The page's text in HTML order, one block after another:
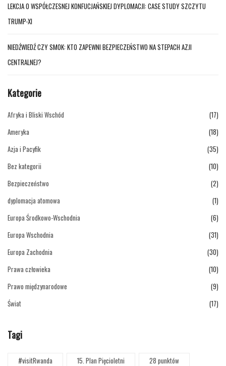
LEKCJA O WSPÓŁCZESNEJ KONFUCJAŃSKIEJ DYPLOMACJI: CASE STUDY SZCZYTU
TRUMP-XI
NIEDŹWIEDŹ CZY SMOK: KTO ZAPEWNI BEZPIECZEŃSTWO NA STEPACH AZJI
CENTRALNEJ?
Kategorie
Afryka i Bliski Wschód
(17)
Ameryka
(18)
Azja i Pacyfik
(35)
Bez kategorii
(10)
Bezpieczeństwo
(2)
dyplomacja atomowa
(1)
Europa Środkowo-Wschodnia
(6)
Europa Wschodnia
(31)
Europa Zachodnia
(30)
Prawa człowieka
(10)
Prawo międzynarodowe
(9)
Świat
(17)
Tagi
#visitRwanda 15. Plan Pięcioletni
28 punktów